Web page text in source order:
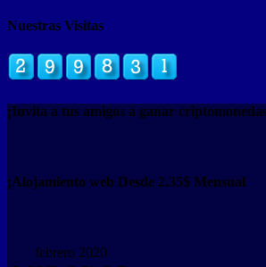
Nuestras Visitas
¡Invita a tus amigos a ganar
¡Alojamiento web Desde 2.35$ Mensual
febrero 2020